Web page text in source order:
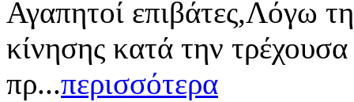
Αγαπητοί επιβάτες,Λόγω
κίνησης κατά την
πρ...περισσότερα